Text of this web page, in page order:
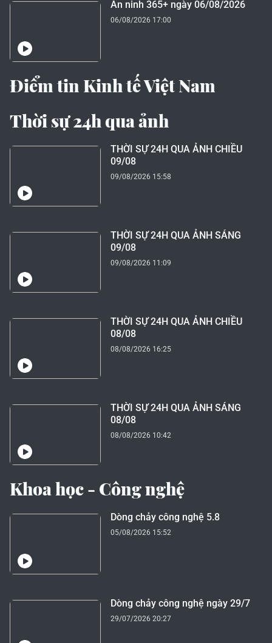
An ninh 365+ ngày 06/08/2026
06/08/2026 17:00
Điểm tin Kinh tế Việt Nam
Thời sự 24h qua ảnh
THỜI SỰ 24H QUA ẢNH CHIỀU
09/08
09/08/2026 15:58
THỜI SỰ 24H QUA ẢNH SÁNG
09/08
09/08/2026 11:09
THỜI SỰ 24H QUA ẢNH CHIỀU
08/08
08/08/2026 16:25
THỜI SỰ 24H QUA ẢNH SÁNG
08/08
08/08/2026 10:42
Khoa học - Công nghệ
Dòng chảy công nghệ 5.8
05/08/2026 15:52
Dòng chảy công nghệ ngày 29/7
29/07/2026 20:27